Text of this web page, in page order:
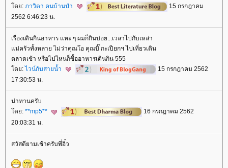
ดย: ภาวิดา คนบ้านป่า
15 กรกฎาคม
2562 6:46:23 น.
เรื่องเดินกินอาหาร แหะ ๆ ผมก็กินบ่อย...เวลาไปกับเหล่า
ม่ครัวทั้งหลาย ไม่ว่าคุณโอ คุณบิ๊ กะเปียกฯ ไปเที่ยวเดิน
ตลาดเช้า หรือไปไหนก็ซื้ออาหารเดินกิน 555
ดย: ไวน์กับสายน้ำ
15 กรกฎาคม 2562
17:30:53 น.
น่าทานครับ
ดย: **mp5**
16 กรกฎาคม 2562
20:03:31 น.
สวัสดียามเช้าครับพี่อิ๋ว